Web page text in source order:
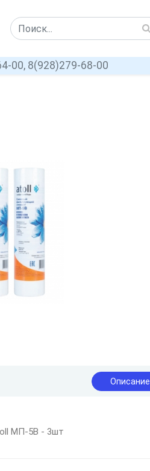
00, 8(928)279-68-00
Описание
МП-5В - 3шт